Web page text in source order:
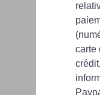
carte
crédit,